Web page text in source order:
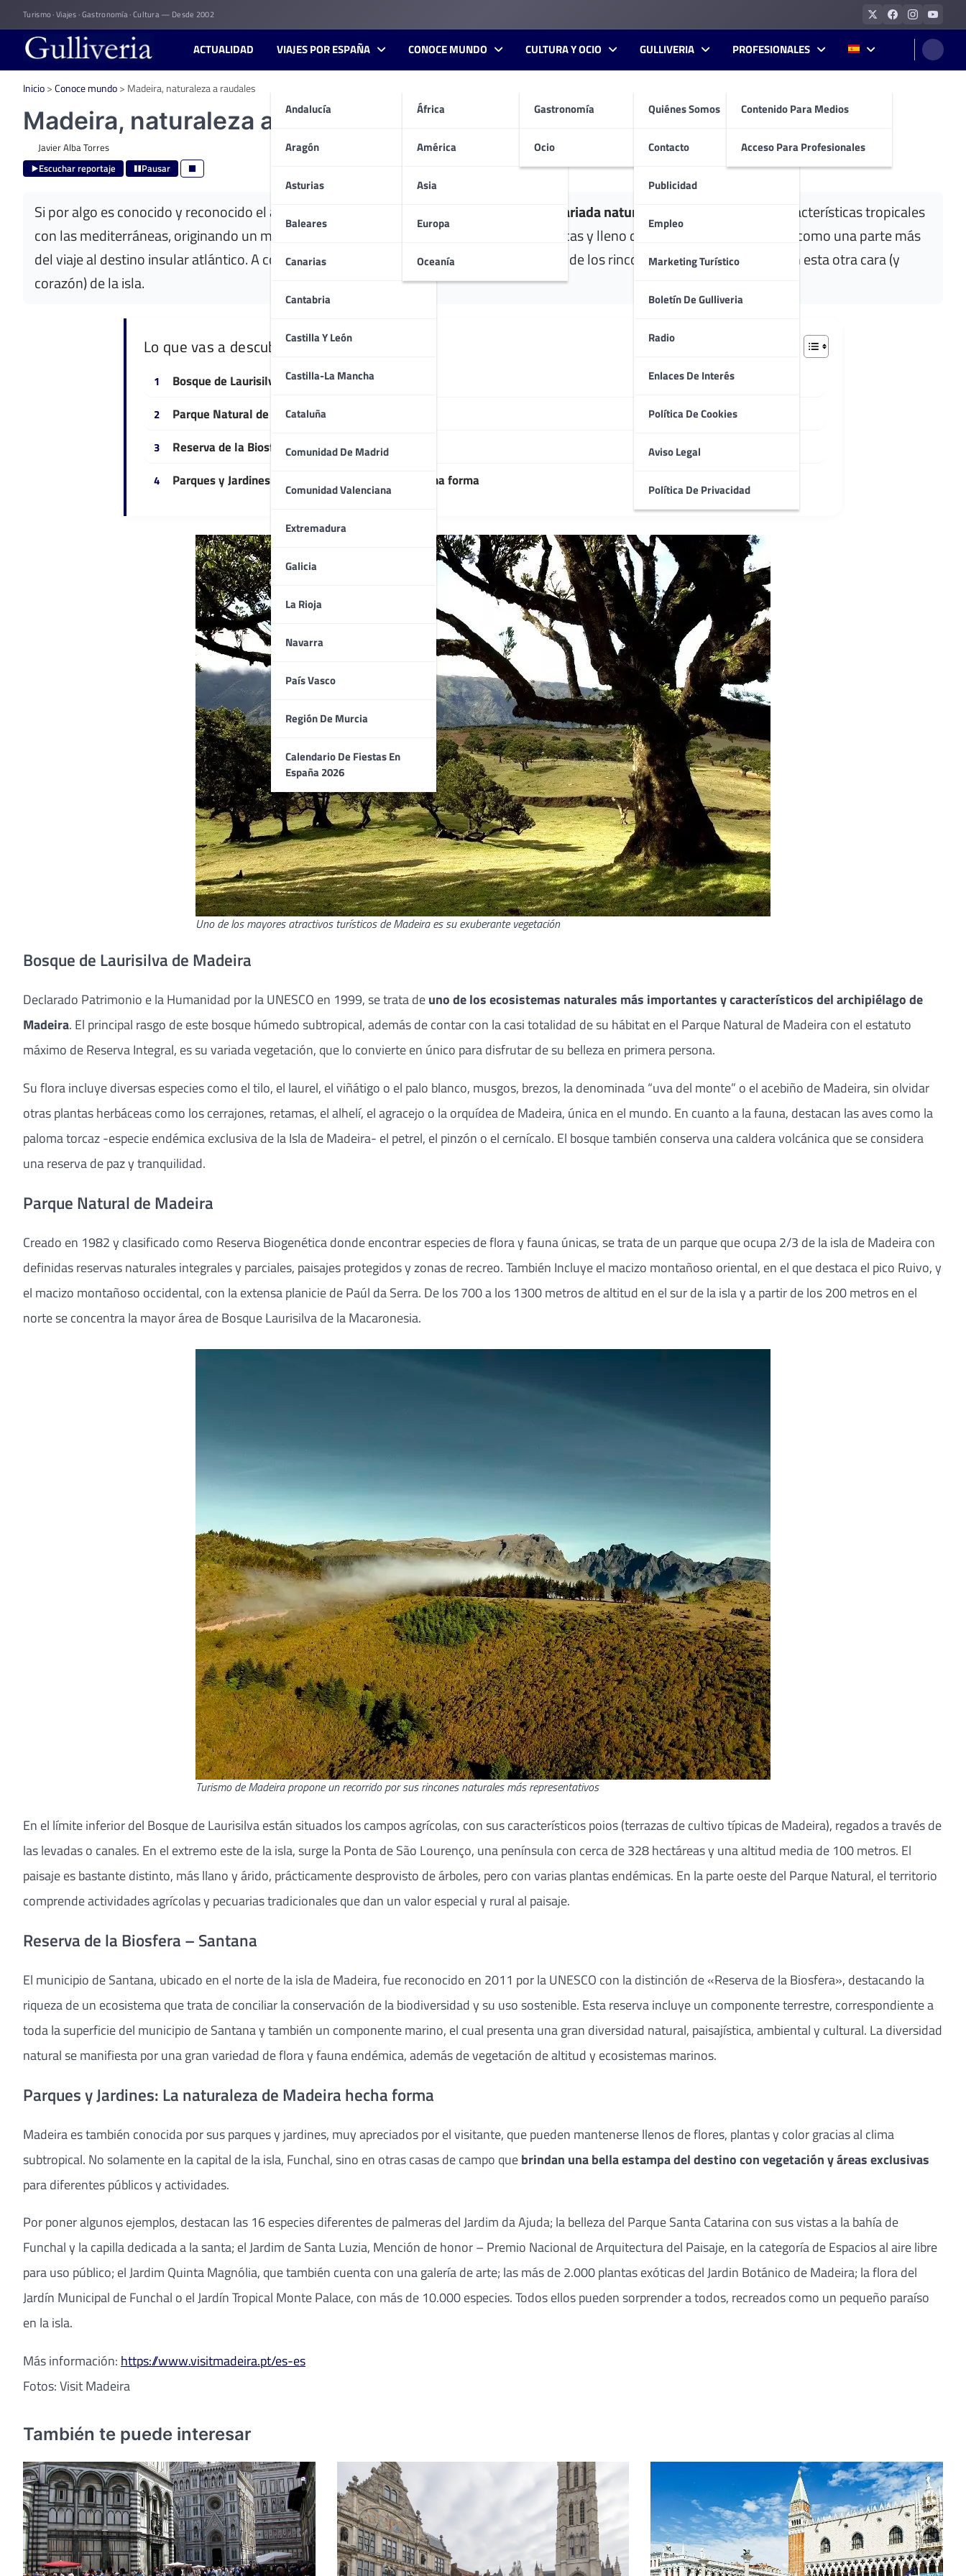
to
content
Turismo · Viajes · Gastronomía · Cultura — Desde 2002
ACTUALIDAD VIAJES POR ESPAÑA
Andalucía
Aragón
Asturias
Baleares
Canarias
Cantabria
Castilla Y León
Castilla-La Mancha
Cataluña
Comunidad De Madrid
Comunidad Valenciana
Extremadura
Galicia
La Rioja
Navarra
País Vasco
Región De Murcia
Calendario De Fiestas En
España 2026
CONOCE MUNDO
África
América
Asia
Europa
Oceanía
CULTURA Y OCIO
Gastronomía
Ocio
GULLIVERIA
Quiénes Somos
Contacto
Publicidad
Empleo
Marketing Turístico
Boletín De Gulliveria
Radio
Enlaces De Interés
Política De Cookies
Aviso Legal
Política De Privacidad
PROFESIONALES
Contenido Para Medios
Acceso Para Profesionales
Inicio>Conoce mundo> Madeira, naturaleza a raudales
Madeira, naturaleza a raudales
Javier Alba Torres
Escuchar reportaje Pausar
Si por algo es conocido y reconocido el archipiélago de Madeira es por su exuberante y variada naturaleza
, que combina las características tropicales
con las mediterráneas, originando un mosaico vegetal diversificado, rico en formas mágicas y lleno de color, ideal para incluirlo como una parte más
del viaje al destino insular atlántico. A continuación, se propone un recorrido por algunos de los rincones que mejor representan esta otra cara (y
corazón) de la isla.
Lo que vas a descubrir
Bosque de Laurisilva de Madeira
Parque Natural de Madeira
Reserva de la Biosfera – Santana
Parques y Jardines: La naturaleza de Madeira hecha forma
Uno de los mayores atractivos turísticos de Madeira es su exuberante vegetación
Bosque de Laurisilva de Madeira
Declarado Patrimonio e la Humanidad por la UNESCO en 1999, se trata deuno de los ecosistemas naturales más importantes y característicos del archipiélago de
Madeira. El principal rasgo de este bosque húmedo subtropical, además de contar con la casi totalidad de su hábitat en el Parque Natural de Madeira con el estatuto
máximo de Reserva Integral, es su variada vegetación, que lo convierte en único para disfrutar de su belleza en primera persona.
Su flora incluye diversas especies como el tilo, el laurel, el viñátigo o el palo blanco, musgos, brezos, la denominada “uva del monte” o el acebiño de Madeira, sin olvidar
otras plantas herbáceas como los cerrajones, retamas, el alhelí, el agracejo o la orquídea de Madeira, única en el mundo. En cuanto a la fauna, destacan las aves como la
paloma torcaz -especie endémica exclusiva de la Isla de Madeira- el petrel, el pinzón o el cernícalo. El bosque también conserva una caldera volcánica que se considera
una reserva de paz y tranquilidad.
Parque Natural de Madeira
Creado en 1982 y clasificado como Reserva Biogenética donde encontrar especies de flora y fauna únicas, se trata de un parque que ocupa 2/3 de la isla de Madeira con
definidas reservas naturales integrales y parciales, paisajes protegidos y zonas de recreo. También Incluye el macizo montañoso oriental, en el que destaca el pico Ruivo, y
el macizo montañoso occidental, con la extensa planicie de Paúl da Serra. De los 700 a los 1300 metros de altitud en el sur de la isla y a partir de los 200 metros en el
norte se concentra la mayor área de Bosque Laurisilva de la Macaronesia.
Turismo de Madeira propone un recorrido por sus rincones naturales más representativos
En el límite inferior del Bosque de Laurisilva están situados los campos agrícolas, con sus característicos poios (terrazas de cultivo típicas de Madeira), regados a través de
las levadas o canales. En el extremo este de la isla, surge la Ponta de São Lourenço, una península con cerca de 328 hectáreas y una altitud media de 100 metros. El
paisaje es bastante distinto, más llano y árido, prácticamente desprovisto de árboles, pero con varias plantas endémicas. En la parte oeste del Parque Natural, el territorio
comprende actividades agrícolas y pecuarias tradicionales que dan un valor especial y rural al paisaje.
Reserva de la Biosfera – Santana
El municipio de Santana, ubicado en el norte de la isla de Madeira, fue reconocido en 2011 por la UNESCO con la distinción de «Reserva de la Biosfera», destacando la
riqueza de un ecosistema que trata de conciliar la conservación de la biodiversidad y su uso sostenible. Esta reserva incluye un componente terrestre, correspondiente a
toda la superficie del municipio de Santana y también un componente marino, el cual presenta una gran diversidad natural, paisajística, ambiental y cultural. La diversidad
natural se manifiesta por una gran variedad de flora y fauna endémica, además de vegetación de altitud y ecosistemas marinos.
Parques y Jardines: La naturaleza de Madeira hecha forma
Madeira es también conocida por sus parques y jardines, muy apreciados por el visitante, que pueden mantenerse llenos de flores, plantas y color gracias al clima
subtropical. No solamente en la capital de la isla, Funchal, sino en otras casas de campo quebrindan una bella estampa del destino con vegetación y áreas exclusivas
para diferentes públicos y actividades.
Por poner algunos ejemplos, destacan las 16 especies diferentes de palmeras del Jardim da Ajuda; la belleza del Parque Santa Catarina con sus vistas a la bahía de
Funchal y la capilla dedicada a la santa; el Jardim de Santa Luzia, Mención de honor – Premio Nacional de Arquitectura del Paisaje, en la categoría de Espacios al aire libre
para uso público; el Jardim Quinta Magnólia, que también cuenta con una galería de arte; las más de 2.000 plantas exóticas del Jardin Botánico de Madeira; la flora del
Jardín Municipal de Funchal o el Jardín Tropical Monte Palace, con más de 10.000 especies. Todos ellos pueden sorprender a todos, recreados como un pequeño paraíso
en la isla.
Más información: https://www.visitmadeira.pt/es-es
Fotos: Visit Madeira
También te puede interesar